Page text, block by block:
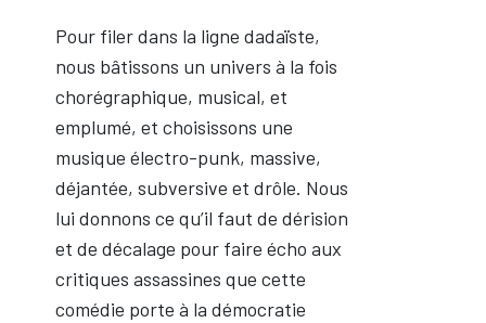
Pour filer dans la ligne dadaïste,
nous bâtissons un univers à la fois
chorégraphique, musical, et
emplumé, et choisissons une
musique électro-punk, massive,
déjantée, subversive et drôle. Nous
lui donnons ce qu’il faut de dérision
et de décalage pour faire écho aux
critiques assassines que cette
comédie porte à la démocratie